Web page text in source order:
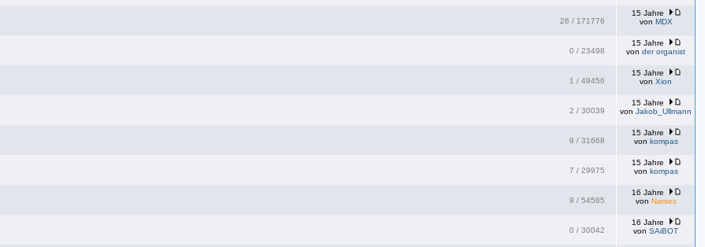
26 / 171776
15 Jahre
von MDX
0 / 23498
15 Jahre
von der organist
1 / 49456
15 Jahre
von Xion
2 / 30039
15 Jahre
von Jakob_Ullmann
9 / 31668
15 Jahre
von kompas
7 / 29975
15 Jahre
von kompas
9 / 54585
16 Jahre
von Narses
0 / 30042
16 Jahre
von SAiBOT